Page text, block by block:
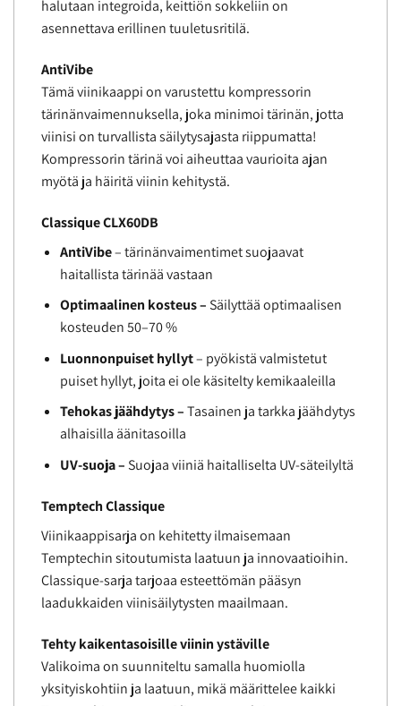
halutaan integroida, keittiön sokkeliin on
asennettava erillinen tuuletusritilä.
AntiVibe
Tämä viinikaappi on varustettu kompressorin
tärinänvaimennuksella, joka minimoi tärinän, jotta
viinisi on turvallista säilytysajasta riippumatta!
Kompressorin tärinä voi aiheuttaa vaurioita ajan
myötä ja häiritä viinin kehitystä.
Classique CLX60DB
AntiVibe– tärinänvaimentimet suojaavat
haitallista tärinää vastaan
Optimaalinen kosteus – Säilyttää optimaalisen
kosteuden 50–70 %
Luonnonpuiset hyllyt– pyökistä valmistetut
puiset hyllyt, joita ei ole käsitelty kemikaaleilla
Tehokas jäähdytys –Tasainen ja tarkka jäähdytys
alhaisilla äänitasoilla
UV-suoja – Suojaa viiniä haitalliselta UV-säteilyltä
Temptech Classique
Viinikaappisarja on kehitetty ilmaisemaan
Temptechin sitoutumista laatuun ja innovaatioihin.
Classique-sarja tarjoaa esteettömän pääsyn
laadukkaiden viinisäilytysten maailmaan.
Tehty kaikentasoisille viinin ystäville
Valikoima on suunniteltu samalla huomiolla
yksityiskohtiin ja laatuun, mikä määrittelee kaikki